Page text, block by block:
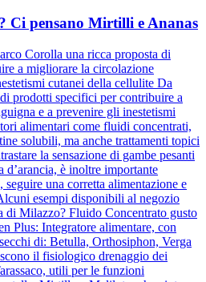
Ci pensano Mirtilli e Ananas
Corolla una ricca proposta di
a migliorare la circolazione
cutanei della cellulite Da
prodotti specifici per contribuire a
e a prevenire gli inestetismi
alimentari come fluidi concentrati,
solubili, ma anche trattamenti topici
la sensazione di gambe pesanti
d’arancia, è inoltre importante
una corretta alimentazione e
esempi disponibili al negozio
di Milazzo? Fluido Concentrato gusto
Plus: Integratore alimentare, con
di: Betulla, Orthosiphon, Verga
il fisiologico drenaggio dei
utili per le funzioni